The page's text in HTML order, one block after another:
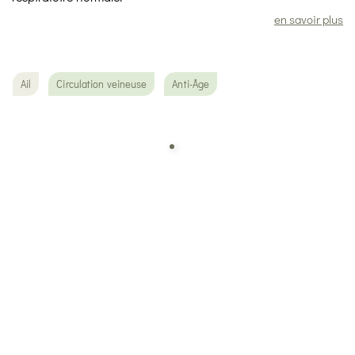
en savoir plus
Ail Circulation veineuse Anti-Âge